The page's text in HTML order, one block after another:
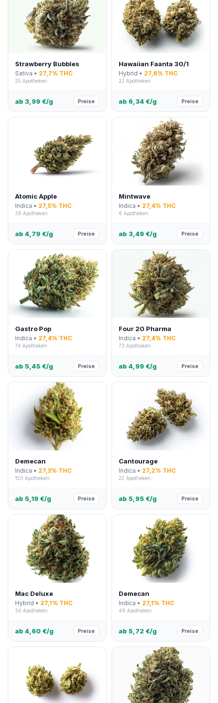
Strawberry Bubbles
Sativa • 27,7% THC
25 Apotheken
ab 3,99 €/g Preise
Hawaiian Faanta 30/1
Hybrid • 27,6% THC
22 Apotheken
ab 6,34 €/g Preise
Atomic Apple
Indica • 27,5% THC
38 Apotheken
ab 4,79 €/g Preise
Mintwave
Indica • 27,4% THC
6 Apotheken
ab 3,49 €/g Preise
Gastro Pop
Indica • 27,4% THC
74 Apotheken
ab 5,45 €/g Preise
Four 20 Pharma
Indica • 27,4% THC
73 Apotheken
ab 4,99 €/g Preise
Demecan
Indica • 27,3% THC
150 Apotheken
ab 5,19 €/g Preise
Cantourage
Indica • 27,2% THC
22 Apotheken
ab 5,95 €/g Preise
Mac Deluxe
Hybrid • 27,1% THC
34 Apotheken
ab 4,60 €/g Preise
Demecan
Indica • 27,1% THC
48 Apotheken
ab 5,72 €/g Preise